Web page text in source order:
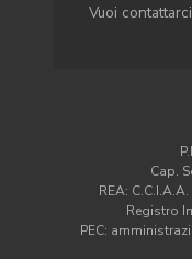
Vuoi
Cap.
REA:
Registro
PEC: